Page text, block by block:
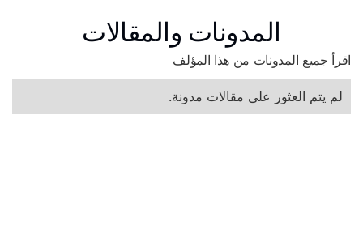
المدونات والمقالات
اقرأ جميع المدونات من هذا المؤلف
لم يتم العثور على مقالات مدونة.